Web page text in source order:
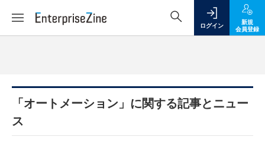
ログイン
新規
会員登録
「オートメーション」に関する記事とニュー
ス